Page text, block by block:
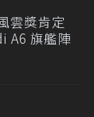
雲獎肯定
A6 旗艦陣